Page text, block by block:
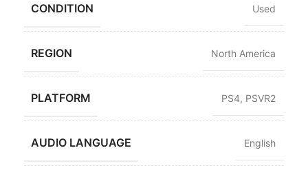
CONDITION Used
REGION North America
PLATFORM PS4, PSVR2
AUDIO LANGUAGE English